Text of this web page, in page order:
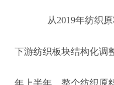
从2019年纺织
下游纺织板块结构化调
年上半年，整个纺织原